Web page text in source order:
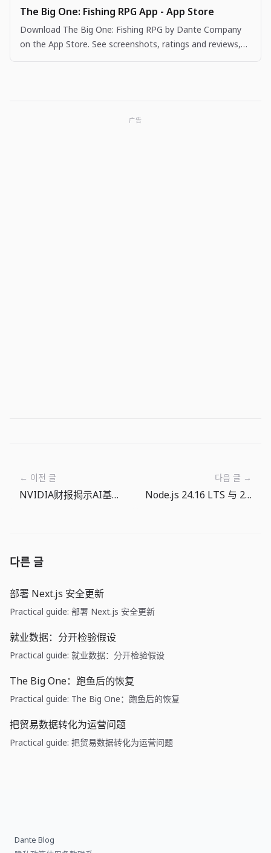
The Big One: Fishing RPG App - App Store
Download The Big One: Fishing RPG by Dante Company
on the App Store. See screenshots, ratings and reviews,
广告
← 이전 글
NVIDIA财报揭示AI基础设施的新经济学
다음 글 →
Node.js 24.16 LTS 与 26 Current：运行时升级现在需要清单化
다른 글
部署 Next.js 安全更新
Practical guide: 部署 Next.js 安全更新
就业数据：分开检验假设
Practical guide: 就业数据：分开检验假设
The Big One：跑鱼后的恢复
Practical guide: The Big One：跑鱼后的恢复
把贸易数据转化为运营问题
Practical guide: 把贸易数据转化为运营问题
Dante Blog